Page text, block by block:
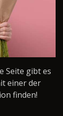
Seite gibt es
einer der
finden!